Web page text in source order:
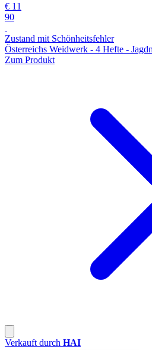
€ 11
90
Zustand mit Schönheitsfehler
Österreichs Weidwerk - 4 Hefte -
Zum Produkt
Verkauft durch HAI